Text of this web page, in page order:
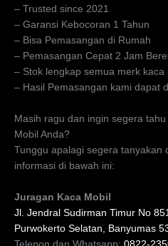
– Trusted since 2021
– Garansi Kebocoran 1 Tahun
– Bisa Pemasangan di Rumah
– Pemasangan Cepat 2 Jam
– Stok lengkap semua merk kaca
– Hasil Pemasangan kami dapat
Masih ragu dan ingin segera
Mobil Anda?
Tunggu apalagi segera tanyakan
informasi di bawah ini:
Juragan Kaca Mobil
Jl. Jendral Sudirman Timur No
Purwokerto Selatan, Banyumas